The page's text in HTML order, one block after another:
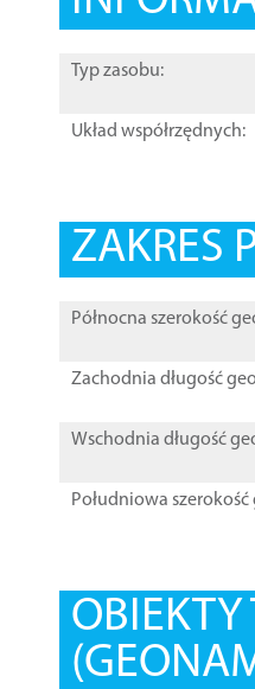
Typ zasobu:
Układ współrzędnych:
ZAKRES
Północna szerokość
Zachodnia długość
Wschodnia długość
Południowa